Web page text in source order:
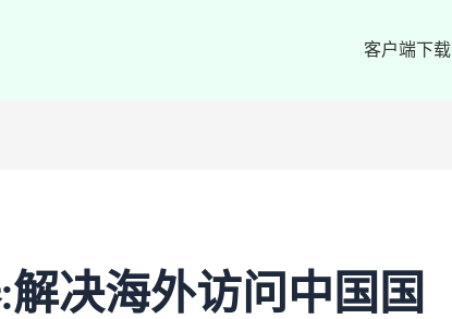
客户端下载
决海外访问中国国